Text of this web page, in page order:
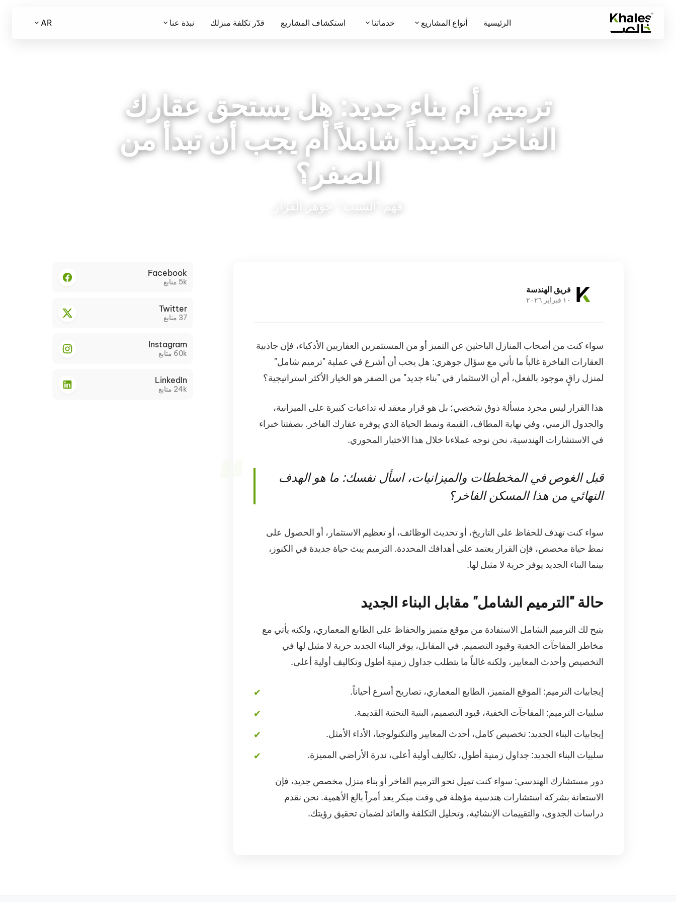
الرئيسية أنواع المشاريع خدماتنا استكشاف المشاريع قدّر تكلفة منزلك نبذة عنا AR
ترميم أم بناء جديد: هل يستحق عقارك
الفاخر تجديداً شاملاً أم يجب أن تبدأ من
الصفر؟
فهم "السبب": جوهر القرار
فريق الهندسة
١٠ فبراير ٢٠٢٦
سواء كنت من أصحاب المنازل الباحثين عن التميز أو من المستثمرين العقاريين الأذكياء، فإن جاذبية
العقارات الفاخرة غالباً ما تأتي مع سؤال جوهري: هل يجب أن أشرع في عملية "ترميم شامل"
لمنزل راقٍ موجود بالفعل، أم أن الاستثمار في "بناء جديد" من الصفر هو الخيار الأكثر استراتيجية؟
هذا القرار ليس مجرد مسألة ذوق شخصي؛ بل هو قرار معقد له تداعيات كبيرة على الميزانية،
والجدول الزمني، وفي نهاية المطاف، القيمة ونمط الحياة الذي يوفره عقارك الفاخر. بصفتنا خبراء
في الاستشارات الهندسية، نحن نوجه عملاءنا خلال هذا الاختيار المحوري.
قبل الغوص في المخططات والميزانيات، اسأل نفسك: ما هو الهدف
النهائي من هذا المسكن الفاخر؟
سواء كنت تهدف للحفاظ على التاريخ، أو تحديث الوظائف، أو تعظيم الاستثمار، أو الحصول على
نمط حياة مخصص، فإن القرار يعتمد على أهدافك المحددة. الترميم يبث حياة جديدة في الكنوز،
بينما البناء الجديد يوفر حرية لا مثيل لها.
حالة "الترميم الشامل" مقابل البناء الجديد
يتيح لك الترميم الشامل الاستفادة من موقع متميز والحفاظ على الطابع المعماري، ولكنه يأتي مع
مخاطر المفاجآت الخفية وقيود التصميم. في المقابل، يوفر البناء الجديد حرية لا مثيل لها في
التخصيص وأحدث المعايير، ولكنه غالباً ما يتطلب جداول زمنية أطول وتكاليف أولية أعلى.
إيجابيات الترميم: الموقع المتميز، الطابع المعماري، تصاريح أسرع أحياناً.
سلبيات الترميم: المفاجآت الخفية، قيود التصميم، البنية التحتية القديمة.
إيجابيات البناء الجديد: تخصيص كامل، أحدث المعايير والتكنولوجيا، الأداء الأمثل.
سلبيات البناء الجديد: جداول زمنية أطول، تكاليف أولية أعلى، ندرة الأراضي المميزة.
دور مستشارك الهندسي: سواء كنت تميل نحو الترميم الفاخر أو بناء منزل مخصص جديد، فإن
الاستعانة بشركة استشارات هندسية مؤهلة في وقت مبكر يعد أمراً بالغ الأهمية. نحن نقدم
دراسات الجدوى، والتقييمات الإنشائية، وتحليل التكلفة والعائد لضمان تحقيق رؤيتك.
Facebook
5k متابع
Twitter
37 متابع
Instagram
60k متابع
LinkedIn
24k متابع